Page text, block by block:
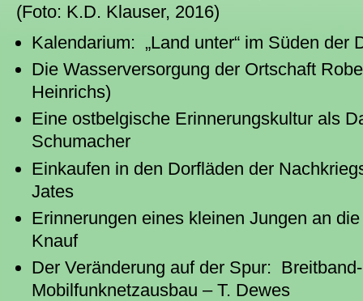
(Foto: K.D. Klauser, 2016)
Kalendarium: „Land unter“ im Süden der
Die Wasserversorgung der Ortschaft
Heinrichs)
Eine ostbelgische Erinnerungskultur als
Schumacher
Einkaufen in den Dorfläden der
Jates
Erinnerungen eines kleinen Jungen an
Knauf
Der Veränderung auf der Spur:
Mobilfunknetzausbau – T. Dewes